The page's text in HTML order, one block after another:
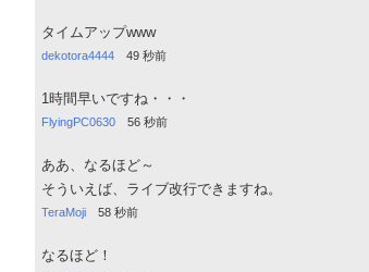
タイムアップwww
dekotora4444 49 秒前
1時間早いですね・・・
FlyingPC0630 56 秒前
ああ、なるほど～
そういえば、ライブ改行できますね。
TeraMoji 58 秒前
なるほど！